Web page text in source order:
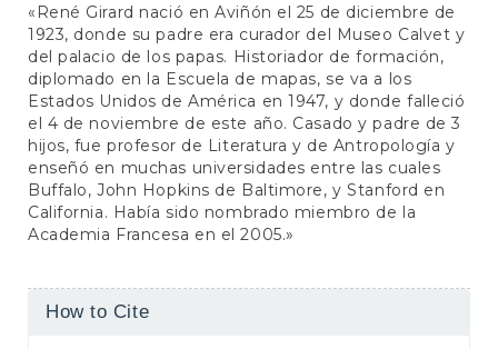
«René Girard nació en Aviñón el 25 de diciembre de
1923, donde su padre era curador del Museo Calvet y
del palacio de los papas. Historiador de formación,
diplomado en la Escuela de mapas, se va a los
Estados Unidos de América en 1947, y donde falleció
el 4 de noviembre de este año. Casado y padre de 3
hijos, fue profesor de Literatura y de Antropología y
enseñó en muchas universidades entre las cuales
Buffalo, John Hopkins de Baltimore, y Stanford en
California. Había sido nombrado miembro de la
Academia Francesa en el 2005.»
Article
How to Cite